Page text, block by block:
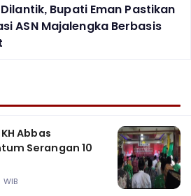
Bupati Eman Pastikan
ASN Majalengka Berbasis
Abbas
Serangan 10